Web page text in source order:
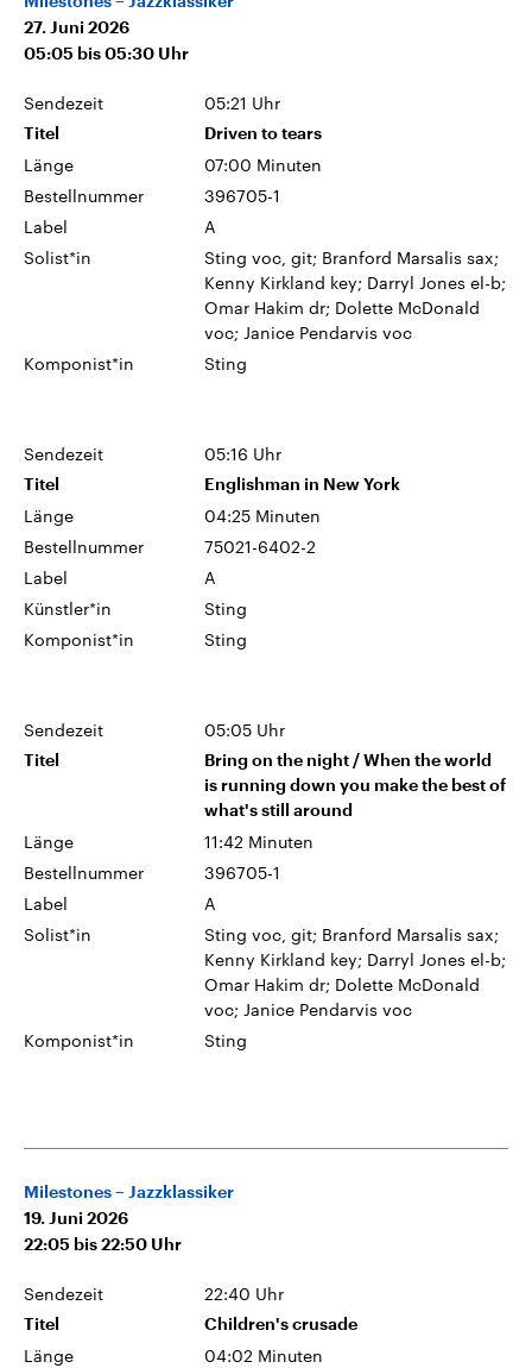
27. Juni 2026
05:05 bis 05:30 Uhr
Sendezeit 05:21 Uhr
Titel Driven to tears
Länge
07:00 Minuten
Bestellnummer
396705-1
Label
A
Solist*in
Sting voc, git; Branford Marsalis sax;
Kenny Kirkland key; Darryl Jones el-b;
Omar Hakim dr; Dolette McDonald
voc; Janice Pendarvis voc
Komponist*in
Sting
Sendezeit 05:16 Uhr
Titel Englishman in New York
Länge
04:25 Minuten
Bestellnummer
75021-6402-2
Label
A
Künstler*in
Sting
Komponist*in
Sting
Sendezeit 05:05 Uhr
Titel
Bring on the night / When the world
is running down you make the best of
what's still around
Länge
11:42 Minuten
Bestellnummer
396705-1
Label
A
Solist*in
Sting voc, git; Branford Marsalis sax;
Kenny Kirkland key; Darryl Jones el-b;
Omar Hakim dr; Dolette McDonald
voc; Janice Pendarvis voc
Komponist*in
Sting
Milestones – Jazzklassiker
19. Juni 2026
22:05 bis 22:50 Uhr
Sendezeit 22:40 Uhr
Titel Children's crusade
Länge 04:02 Minuten